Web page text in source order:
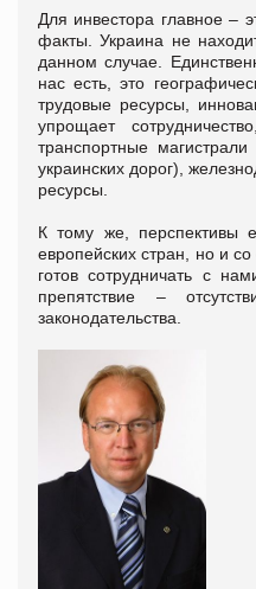
Для инвестора главное –
факты. Украина не
данном случае.
нас есть, это
трудовые ресурсы,
упрощает
транспортные
украинских дорог),
ресурсы.
К тому же, перспективы
европейских стран, но и
готов сотрудничать с
препятствие –
законодательства.